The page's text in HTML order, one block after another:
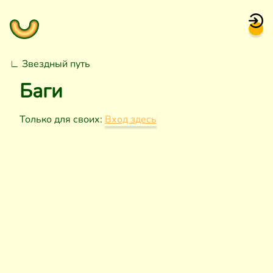
∟ Звездный путь
Баги
Только для своих: Вход здесь